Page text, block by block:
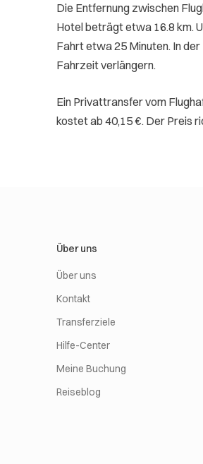
Die Entfernung zwischen
Hotel beträgt etwa 16.8 km.
Fahrt etwa 25 Minuten. In
Fahrzeit verlängern.
Ein Privattransfer vom
kostet ab 40,15 €. Der Preis
Über uns
Über uns
Kontakt
Transferziele
Hilfe-Center
Meine Buchung
Reiseblog